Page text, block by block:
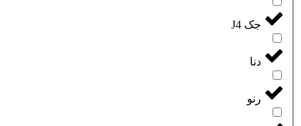
جک J4
دنا
رنو